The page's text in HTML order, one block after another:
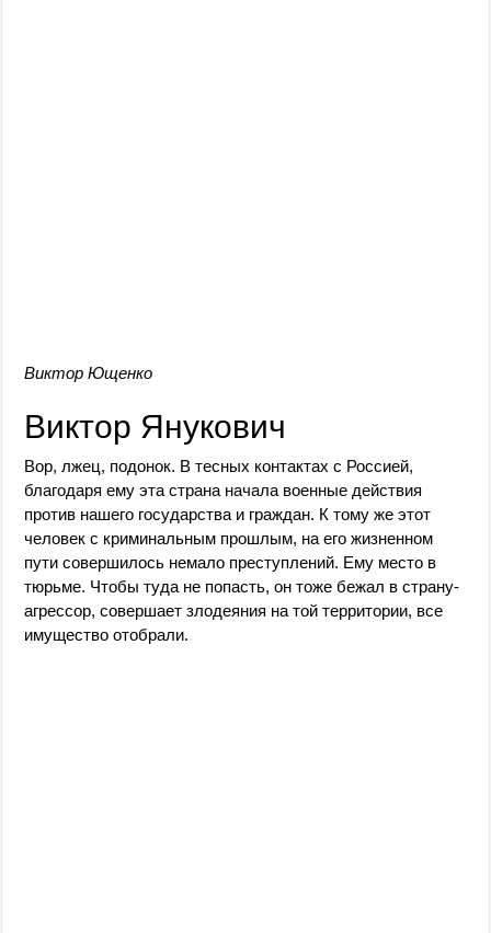
Виктор Ющенко
Виктор Янукович
Вор, лжец, подонок. В тесных контактах с Россией,
благодаря ему эта страна начала военные действия
против нашего государства и граждан. К тому же этот
человек с криминальным прошлым, на его жизненном
пути совершилось немало преступлений. Ему место в
тюрьме. Чтобы туда не попасть, он тоже бежал в страну-
агрессор, совершает злодеяния на той территории, все
имущество отобрали.